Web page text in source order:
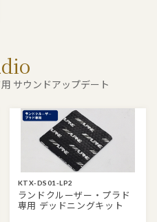
サウンドアップデート
KTX-DS01-LP2
ランドクルーザー・プラド
専用 デッドニングキット